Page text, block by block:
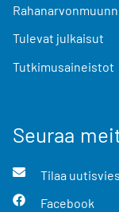
Tulevat julkaisut
Tutkimusaineistot
Seuraa
Tilaa
Facebook